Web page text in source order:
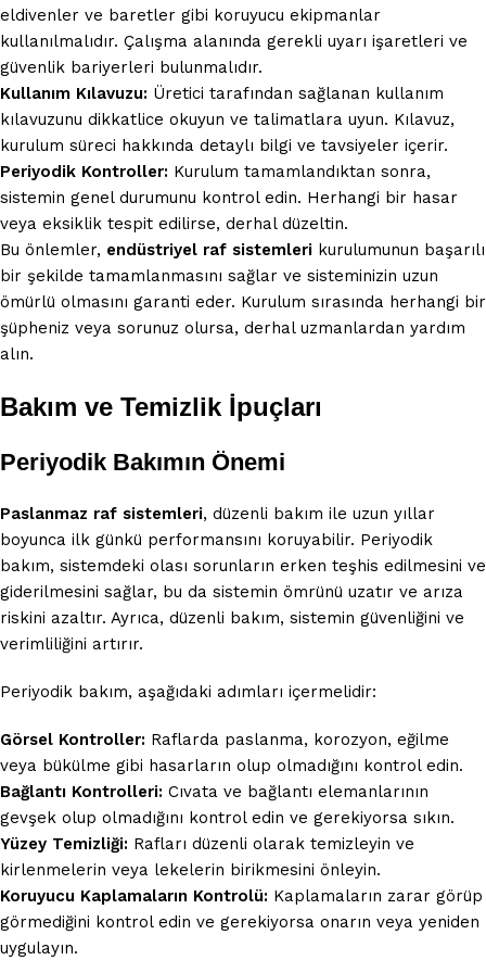
eldivenler ve baretler gibi koruyucu ekipmanlar
kullanılmalıdır. Çalışma alanında gerekli uyarı işaretleri ve
güvenlik bariyerleri bulunmalıdır.
Kullanım Kılavuzu: Üretici tarafından sağlanan kullanım
kılavuzunu dikkatlice okuyun ve talimatlara uyun. Kılavuz,
kurulum süreci hakkında detaylı bilgi ve tavsiyeler içerir.
Periyodik Kontroller: Kurulum tamamlandıktan sonra,
sistemin genel durumunu kontrol edin. Herhangi bir hasar
veya eksiklik tespit edilirse, derhal düzeltin.
Bu önlemler, endüstriyel raf sistemleri kurulumunun başarılı
bir şekilde tamamlanmasını sağlar ve sisteminizin uzun
ömürlü olmasını garanti eder. Kurulum sırasında herhangi bir
şüpheniz veya sorunuz olursa, derhal uzmanlardan yardım
alın.
Bakım ve Temizlik İpuçları
Periyodik Bakımın Önemi
Paslanmaz raf sistemleri, düzenli bakım ile uzun yıllar
boyunca ilk günkü performansını koruyabilir. Periyodik
bakım, sistemdeki olası sorunların erken teşhis edilmesini ve
giderilmesini sağlar, bu da sistemin ömrünü uzatır ve arıza
riskini azaltır. Ayrıca, düzenli bakım, sistemin güvenliğini ve
verimliliğini artırır.
Periyodik bakım, aşağıdaki adımları içermelidir:
Görsel Kontroller: Raflarda paslanma, korozyon, eğilme
veya bükülme gibi hasarların olup olmadığını kontrol edin.
Bağlantı Kontrolleri: Cıvata ve bağlantı elemanlarının
gevşek olup olmadığını kontrol edin ve gerekiyorsa sıkın.
Yüzey Temizliği: Rafları düzenli olarak temizleyin ve
kirlenmelerin veya lekelerin birikmesini önleyin.
Koruyucu Kaplamaların Kontrolü: Kaplamaların zarar görüp
görmediğini kontrol edin ve gerekiyorsa onarın veya yeniden
uygulayın.